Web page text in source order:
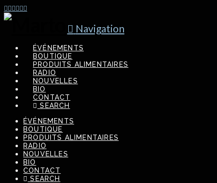
Navigation
ÉVÉNEMENTS
BOUTIQUE
PRODUITS ALIMENTAIRES
RADIO
NOUVELLES
BIO
CONTACT
SEARCH
ÉVÉNEMENTS
BOUTIQUE
PRODUITS ALIMENTAIRES
RADIO
NOUVELLES
BIO
CONTACT
SEARCH